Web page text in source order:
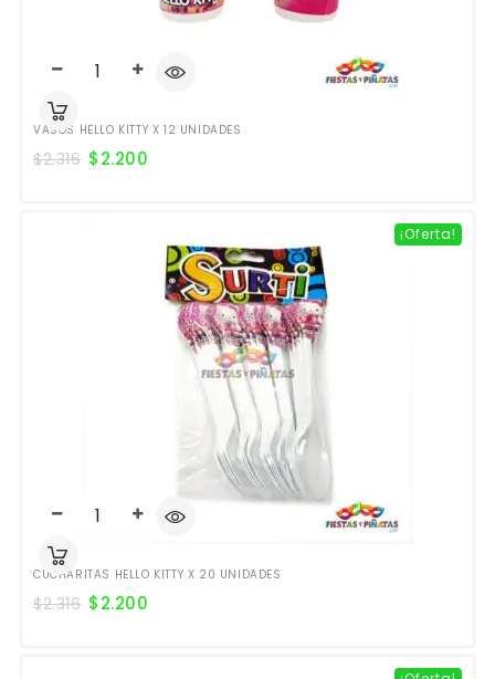
VASOS HELLO KITTY X 12 UNIDADES
$2.316 $2.200
¡Oferta!
CUCHARITAS HELLO KITTY X 20 UNIDADES
$2.316 $2.200